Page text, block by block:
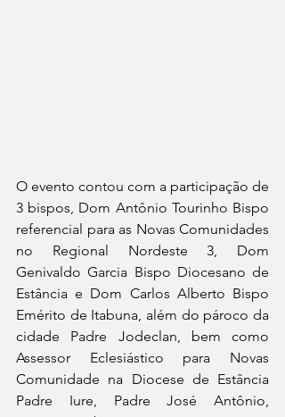
O evento contou com a participação de
3 bispos, Dom Antônio Tourinho Bispo
referencial para as Novas Comunidades
no Regional Nordeste 3, Dom
Genivaldo Garcia Bispo Diocesano de
Estância e Dom Carlos Alberto Bispo
Emérito de Itabuna, além do pároco da
cidade Padre Jodeclan, bem como
Assessor Eclesiástico para Novas
Comunidade na Diocese de Estância
Padre Iure, Padre José Antônio,